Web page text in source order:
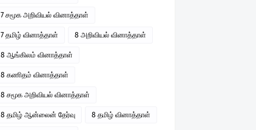
7 சமூக அறிவியல் வினாத்தாள்
7 தமிழ் வினாத்தாள் 8 அறிவியல் வினாத்தாள்
8 ஆங்கிலம் வினாத்தாள்
8 கணிதம் வினாத்தாள்
8 சமூக அறிவியல் வினாத்தாள்
8 தமிழ் ஆன்லைன் தேர்வு 8 தமிழ் வினாத்தாள்